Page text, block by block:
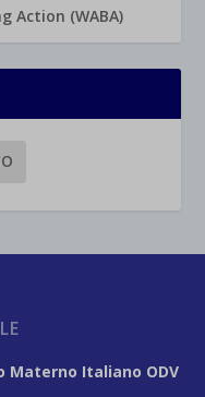
Action (WABA)
Italiano ODV